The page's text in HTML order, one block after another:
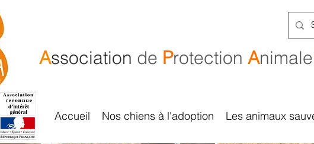
Association de Protection Animale
Accueil Nos chiens à l'adoption Les animaux